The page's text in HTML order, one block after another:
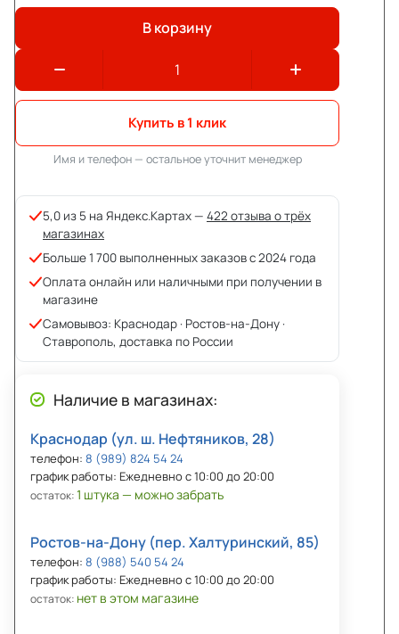
В корзину
Купить в 1 клик
Имя и телефон — остальное уточнит менеджер
5,0 из 5 на Яндекс.Картах — 422 отзыва о трёх
магазинах
Больше 1 700 выполненных заказов с 2024 года
Оплата онлайн или наличными при получении в
магазине
Самовывоз: Краснодар · Ростов-на-Дону ·
Ставрополь, доставка по России
Наличие в магазинах:
Краснодар (ул. ш. Нефтяников, 28)
телефон: 8 (989) 824 54 24
график работы: Ежедневно с 10:00 до 20:00
остаток:1 штука — можно забрать
Ростов-на-Дону (пер. Халтуринский, 85)
телефон: 8 (988) 540 54 24
график работы: Ежедневно с 10:00 до 20:00
остаток: нет в этом магазине